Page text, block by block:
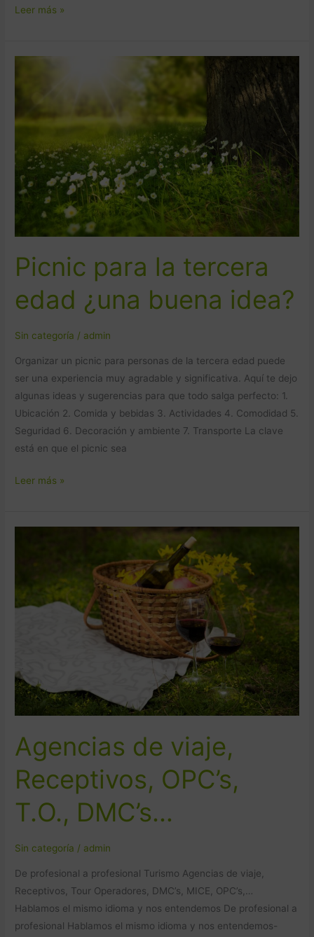
Leer más »
Picnic para la tercera
edad ¿una buena idea?
Sin categoría / admin
Organizar un picnic para personas de la tercera edad puede
ser una experiencia muy agradable y significativa. Aquí te dejo
algunas ideas y sugerencias para que todo salga perfecto: 1.
Ubicación 2. Comida y bebidas 3. Actividades 4. Comodidad 5.
Seguridad 6. Decoración y ambiente 7. Transporte La clave
está en que el picnic sea
tercera
¿una
buena
idea?
Leer más »
Agencias de viaje,
Receptivos, OPC’s,
T.O., DMC’s…
Sin categoría / admin
De profesional a profesional Turismo Agencias de viaje,
Receptivos, Tour Operadores, DMC’s, MICE, OPC’s,…
Hablamos el mismo idioma y nos entendemos De profesional a
profesional​ Hablamos el mismo idioma y nos entendemos-
Receptivos,
OPC’s,